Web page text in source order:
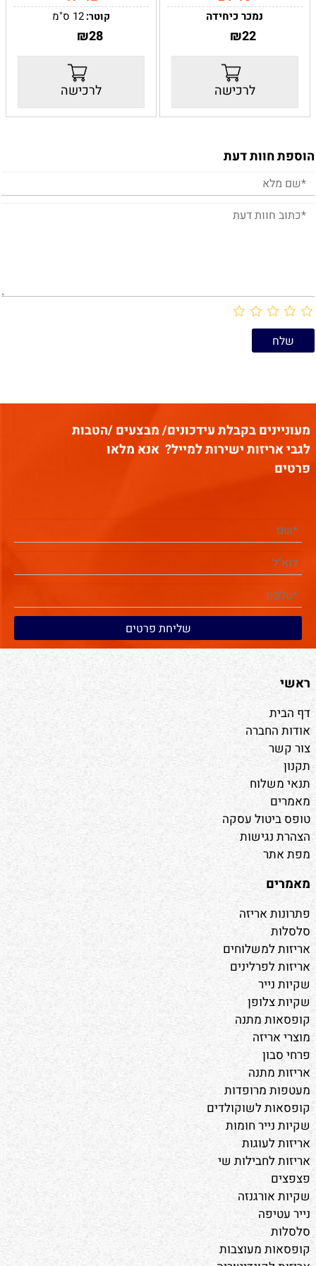
נמכר כיחידה
מידה:24-15
גובה-15 ס"מ
₪22
לרכישה
קוטר:12 ס"מ
גובה:17 ס"מ
₪28
לרכישה
הוספת חוות דעת
מעוניינים בקבלת עידכונים/ מבצעים /הטבות
לגבי אריזות ישירות למייל? אנא מלאו
פרטים
ראשי
דף הבית
אודות החברה
צור קשר
תקנון
תנאי משלוח
מאמרים
טופס ביטול עסקה
הצהרת נגישות
מפת אתר
מאמרים
פתרונות אריזה
סלסלות
אריזות למשלוחים
אריזות לפרלינים
שקיות נייר
שקיות צלופן
קופסאות מתנה
מוצרי אריזה
פרחי סבון
אריזות מתנה
מעטפות מרופדות
קופסאות לשוקולדים
שקיות נייר חומות
אריזות לעוגות
אריזות לחבילות שי
פצפצים
שקיות אורגנזה
נייר עטיפה
סלסלות
קופסאות מעוצבות